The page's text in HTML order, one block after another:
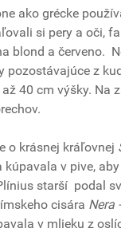
ako grécke
si pery a oči,
blond a červeno.
pozostávajúce z
40 cm výšky. Na
o krásnej kráľovnej
kúpavala v pive,
starší podal
cisára Nera
v mlieku z